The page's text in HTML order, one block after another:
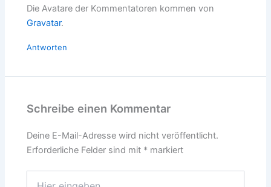
Die Avatare der Kommentatoren kommen von
Gravatar.
Antworten
Schreibe einen Kommentar
Deine E-Mail-Adresse wird nicht veröffentlicht.
Erforderliche Felder sind mit * markiert